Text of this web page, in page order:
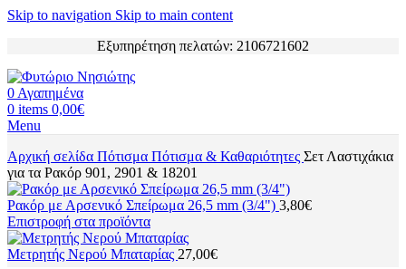
Skip to navigation Skip to main content
Εξυπηρέτηση πελατών: 2106721602
0 Αγαπημένα
0 items 0,00€
Menu
Αρχική σελίδα Πότισμα Πότισμα & Καθαριότητες Σετ Λαστιχάκια
για τα Ρακόρ 901, 2901 & 18201
Ρακόρ με Αρσενικό Σπείρωμα 26,5 mm (3/4") 3,80€
Επιστροφή στα προϊόντα
Μετρητής Νερού Μπαταρίας 27,00€